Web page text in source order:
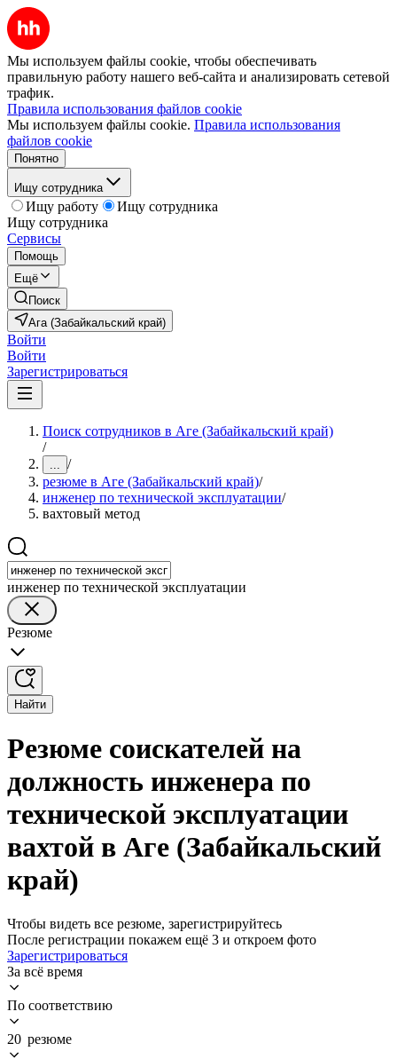
Мы используем файлы cookie, чтобы обеспечивать
правильную работу нашего веб-сайта и анализировать сетевой
трафик.
Правила использования файлов cookie
Мы используем файлы cookie. Правила использования
файлов cookie
Понятно
Ищу сотрудника
Ищу работу
Ищу сотрудника
Ищу сотрудника
Сервисы
Помощь
Ещё
Поиск
Ага (Забайкальский край)
Войти
Войти
Зарегистрироваться
Поиск сотрудников в Аге (Забайкальский край)
/
... /
резюме в Аге (Забайкальский край)/
инженер по технической эксплуатации/
вахтовый метод
инженер по технической эксплуатации
Резюме
Найти
Резюме соискателей на
должность инженера по
технической эксплуатации
вахтой в Аге (Забайкальский
край)
Чтобы видеть все резюме, зарегистрируйтесь
После регистрации покажем ещё 3 и откроем фото
Зарегистрироваться
За всё время
По соответствию
20 резюме